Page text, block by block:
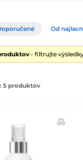
Od
- filtrujte
5 produktov